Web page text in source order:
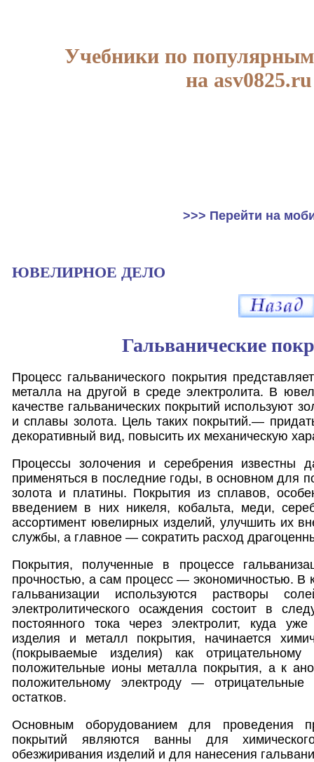
Учебники по
на asv0825.ru
>>> Перейти на
ЮВЕЛИРНОЕ ДЕЛО
Гальванические
Процесс гальванического покрытия
металла на другой в среде электролита. В
качестве гальванических покрытий используют
и сплавы золота. Цель таких покрытий.—
декоративный вид, повысить их механическую
Процессы золочения и серебрения известны
применяться в последние годы, в основном для
золота и платины. Покрытия из сплавов,
введением в них никеля, кобальта, меди,
ассортимент ювелирных изделий, улучшить их
службы, а главное — сократить расход
Покрытия, полученные в процессе
прочностью, а сам процесс — экономичностью. В
гальванизации используются растворы
электролитического осаждения состоит в
постоянного тока через электролит, куда
изделия и металл покрытия, начинается
(покрываемые изделия) как отрицательному
положительные ионы металла покрытия, а к
положительному электроду —
остатков.
Основным оборудованием для проведения
покрытий являются ванны для
обезжиривания изделий и для нанесения